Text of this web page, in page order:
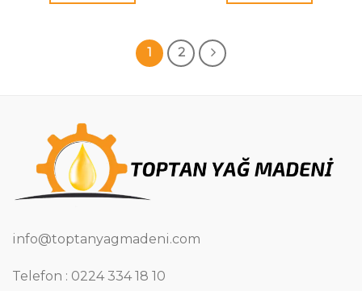
1 2
info@toptanyagmadeni.com
Telefon : 0224 334 18 10